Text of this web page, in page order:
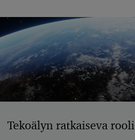
Tekoälyn ratkaiseva rooli